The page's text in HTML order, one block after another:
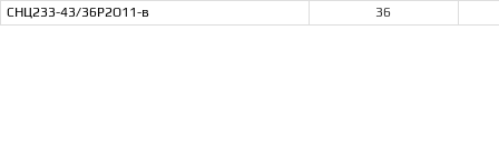
СНЦ233-43/36Р2О11-в
36